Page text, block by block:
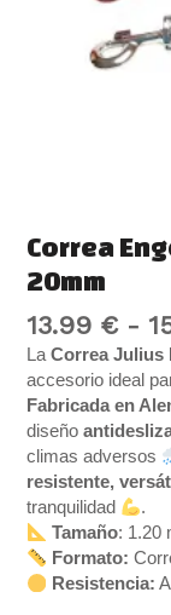
Correa
20mm
13.99 € -
LaCorrea Julius
accesorio ideal
Fabricada en
diseño
climas adversos
resistente,
tranquilidad
.
Tamaño: 1.20
Formato:
Resistencia: